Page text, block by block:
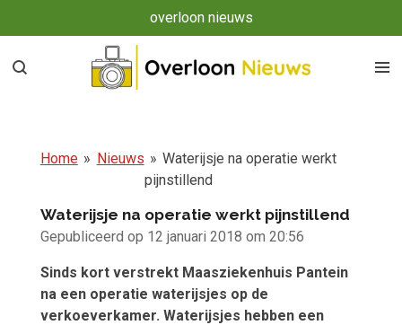
direct
naar
overloon nieuws
Home » Nieuws » Waterijsje na operatie werkt
pijnstillend
Waterijsje na operatie werkt pijnstillend
Gepubliceerd op 12 januari 2018 om 20:56
Sinds kort verstrekt Maasziekenhuis Pantein
na een operatie waterijsjes op de
verkoeverkamer. Waterijsjes hebben een